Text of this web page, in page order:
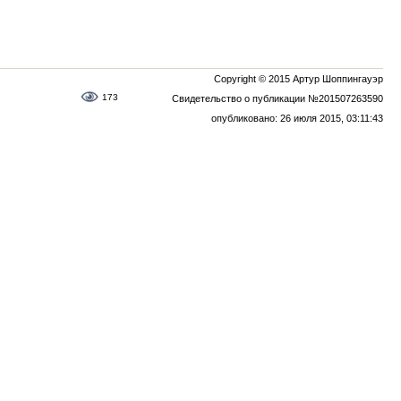
Copyright © 2015 Артур Шоппингауэр
Свидетельство о публикации №201507263590
опубликовано: 26 июля 2015, 03:11:43
173